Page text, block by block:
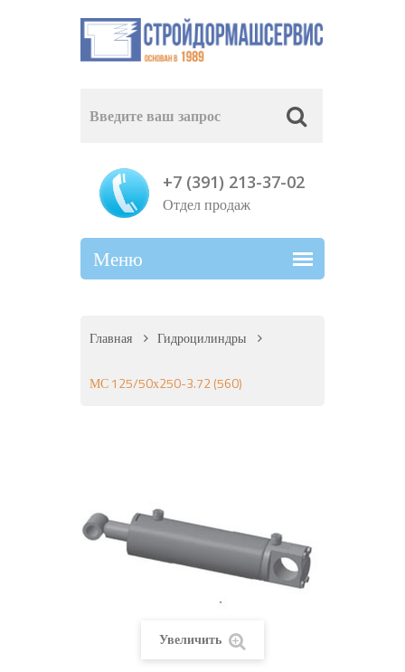
+7 (391) 213-37-02
Отдел продаж
Главная Гидроцилиндры
МС 125/50х250-3.72 (560)
Увеличить